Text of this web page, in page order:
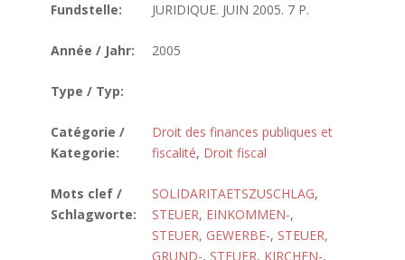
Fundstelle:
JURIDIQUE. JUIN 2005. 7 P.
Année / Jahr: 2005
Type / Typ:
Catégorie /
Kategorie:
Droit des finances publiques et
fiscalité, Droit fiscal
Mots clef /
Schlagworte:
SOLIDARITAETSZUSCHLAG,
STEUER, EINKOMMEN-,
STEUER, GEWERBE-, STEUER,
GRUND-, STEUER, KIRCHEN-,